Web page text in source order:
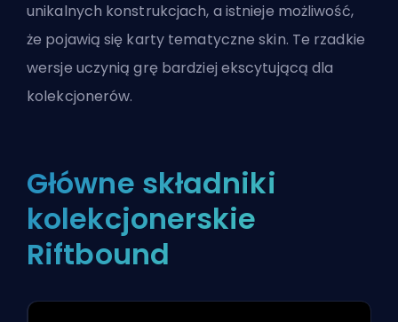
unikalnych konstrukcjach, a istnieje możliwość,
że pojawią się karty tematyczneskin. Te rzadkie
wersje uczynią grę bardziej ekscytującą dla
kolekcjonerów.
Główne składniki
kolekcjonerskie
Riftbound